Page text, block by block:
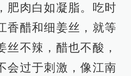
肥肉白如凝脂。吃时
香醋和细姜丝，就等
丝不辣，醋也不酸，
会过于刺激，像江南